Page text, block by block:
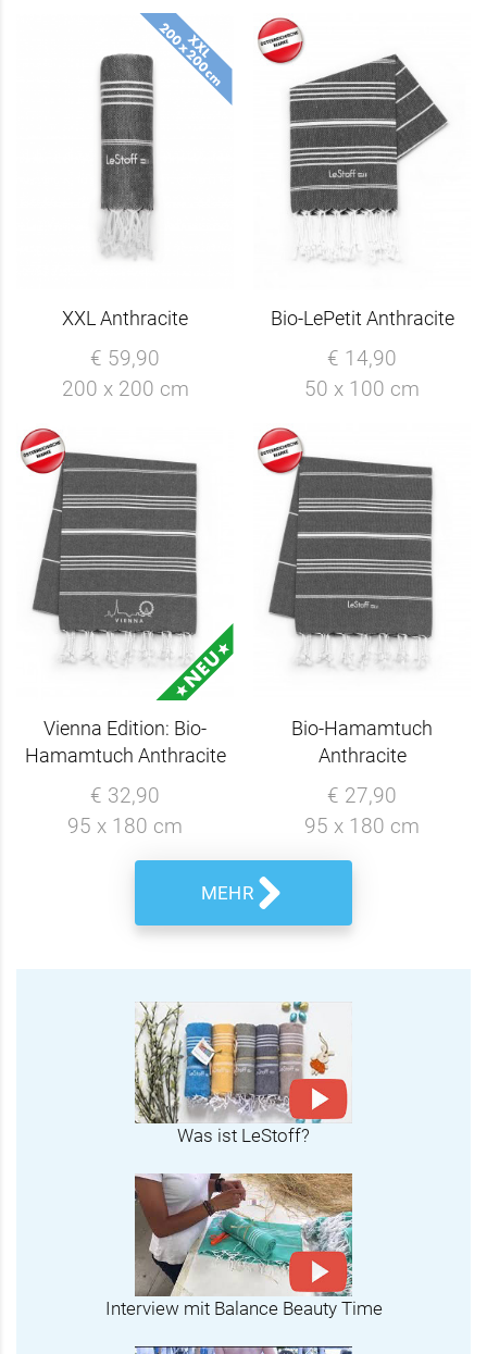
XXL Anthracite
€ 59,90
200 x 200 cm
Bio-LePetit Anthracite
€ 14,90
50 x 100 cm
Vienna Edition: Bio-
Hamamtuch Anthracite
€ 32,90
95 x 180 cm
Bio-Hamamtuch
Anthracite
€ 27,90
95 x 180 cm
MEHR
Was ist LeStoff?
Interview mit Balance Beauty Time